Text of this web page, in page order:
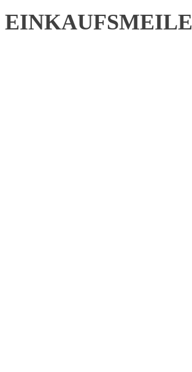
EINKAUFSMEILE